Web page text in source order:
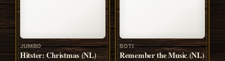
JUMBO
Hitster: Christmas (NL)
BOTI
Remember the Music (NL)